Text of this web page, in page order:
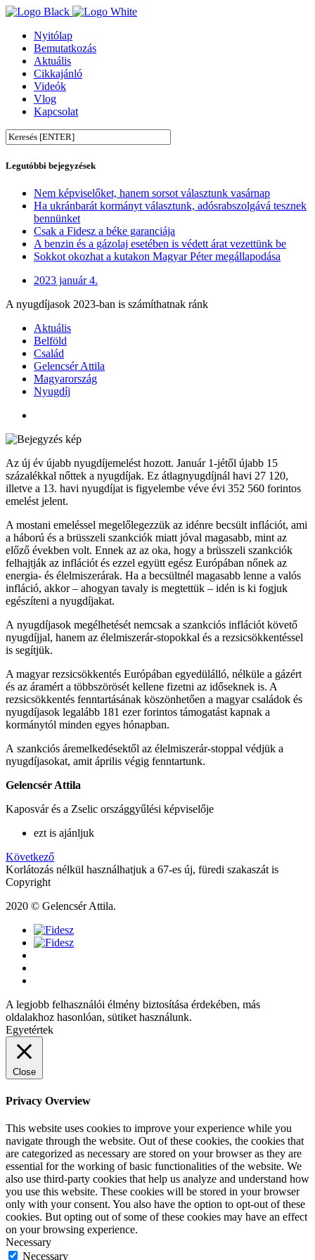
Nyitólap
Bemutatkozás
Aktuális
Cikkajánló
Videók
Vlog
Kapcsolat
Legutóbbi bejegyzések
Nem képviselőket, hanem sorsot választunk vasárnap
Ha ukránbarát kormányt választunk, adósrabszolgává tesznek
bennünket
Csak a Fidesz a béke garanciája
A benzin és a gázolaj esetében is védett árat vezettünk be
Sokkot okozhat a kutakon Magyar Péter megállapodása
2023 január 4.
A nyugdíjasok 2023-ban is számíthatnak ránk
Aktuális
Belföld
Család
Gelencsér Attila
Magyarország
Nyugdíj
Az új év újabb nyugdíjemelést hozott. Január 1-jétől újabb 15
százalékkal nőttek a nyugdíjak. Ez átlagnyugdíjnál havi 27 120,
illetve a 13. havi nyugdíjat is figyelembe véve évi 352 560 forintos
emelést jelent.
A mostani emeléssel megelőlegezzük az idénre becsült inflációt, ami
a háború és a brüsszeli szankciók miatt jóval magasabb, mint az
előző években volt. Ennek az az oka, hogy a brüsszeli szankciók
felhajtják az inflációt és ezzel együtt egész Európában nőnek az
energia- és élelmiszerárak. Ha a becsültnél magasabb lenne a valós
infláció, akkor – ahogyan tavaly is megtettük – idén is ki fogjuk
egészíteni a nyugdíjakat.
A nyugdíjasok megélhetését nemcsak a szankciós inflációt követő
nyugdíjjal, hanem az élelmiszerár-stopokkal és a rezsicsökkentéssel
is segítjük.
A magyar rezsicsökkentés Európában egyedülálló, nélküle a gázért
és az áramért a többszörösét kellene fizetni az időseknek is. A
rezsicsökkentés fenntartásának köszönhetően a magyar családok és
nyugdíjasok legalább 181 ezer forintos támogatást kapnak a
kormánytól minden egyes hónapban.
A szankciós áremelkedésektől az élelmiszerár-stoppal védjük a
nyugdíjasokat, amit április végig fenntartunk.
Gelencsér Attila
Kaposvár és a Zselic országgyűlési képviselője
ezt is ajánljuk
Következő
Korlátozás nélkül használhatjuk a 67-es új, füredi szakaszát is
Copyright
2020 © Gelencsér Attila.
A legjobb felhasználói élmény biztosítása érdekében, más
oldalakhoz hasonlóan, sütiket használunk.
Egyetértek
Close
Privacy Overview
This website uses cookies to improve your experience while you
navigate through the website. Out of these cookies, the cookies that
are categorized as necessary are stored on your browser as they are
essential for the working of basic functionalities of the website. We
also use third-party cookies that help us analyze and understand how
you use this website. These cookies will be stored in your browser
only with your consent. You also have the option to opt-out of these
cookies. But opting out of some of these cookies may have an effect
on your browsing experience.
Necessary
Necessary